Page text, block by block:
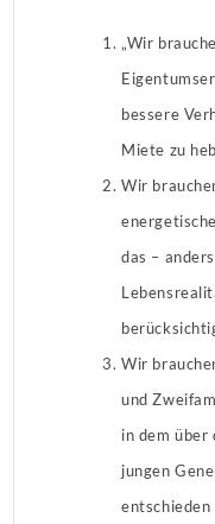
„Wir
bessere
Miete zu
Wir
das –
Wir
und
in dem über
jungen